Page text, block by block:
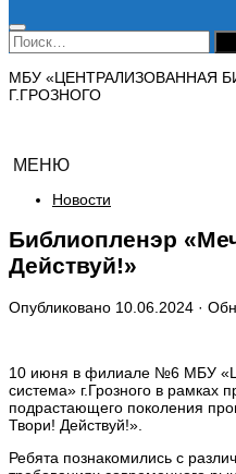
Найти:
МБУ «ЦЕНТРАЛИЗОВАННАЯ
Г.ГРОЗНОГО
МЕНЮ
Новости
Библиопленэр
Действуй!»
Опубликовано 10.06.2024 ·
10 июня в филиале №6 МБУ
система» г.Грозного в
подрастающего поколения
Твори! Действуй!».
Ребята познакомились с